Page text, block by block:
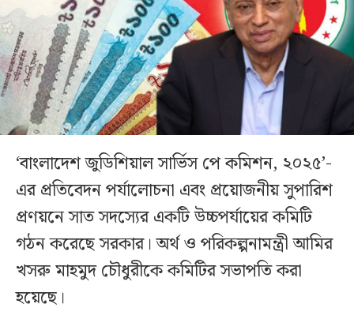
‘বাংলাদেশ জুডিশিয়াল সার্ভিস পে কমিশন, ২০২৫’-
এর প্রতিবেদন পর্যালোচনা এবং প্রয়োজনীয় সুপারিশ
প্রণয়নে সাত সদস্যের একটি উচ্চপর্যায়ের কমিটি
গঠন করেছে সরকার। অর্থ ও পরিকল্পনামন্ত্রী আমির
খসরু মাহমুদ চৌধুরীকে কমিটির সভাপতি করা
হয়েছে।